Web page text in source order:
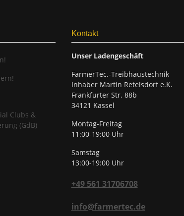
Clubs &
(GdB)
Kontakt
Unser Ladengeschäft
FarmerTec.-Treibhaustechnik
Inhaber Martin Retelsdorf e.K.
Frankfurter Str. 88b
34121 Kassel
Montag-Freitag
11:00-19:00 Uhr
Samstag
13:00-19:00 Uhr
+49 561 31706708
info@farmertec.de